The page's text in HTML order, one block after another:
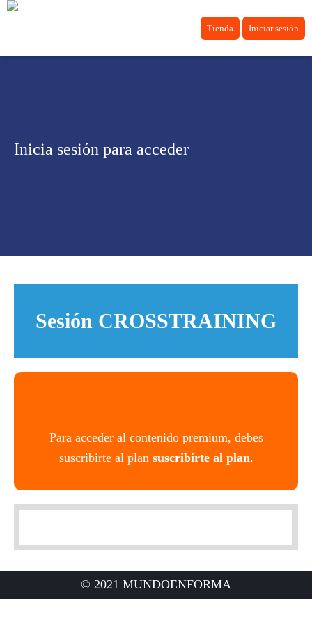
Tienda Iniciar sesión
Inicia sesión para acceder
Sesión CROSSTRAINING
Para acceder al contenido premium, debes
suscribirte al plan suscribirte al plan.
© 2021 MUNDOENFORMA